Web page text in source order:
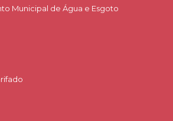
Municipal de Água e Esgoto